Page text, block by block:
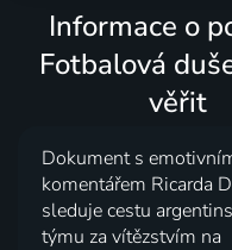
Informace o
Fotbalová
věřit
Dokument s
komentářem Ricarda
sleduje cestu
týmu za vítězstvím na